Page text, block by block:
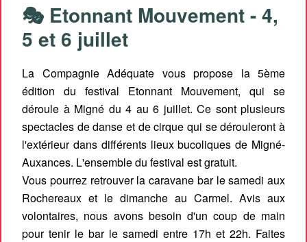
🎭 Etonnant Mouvement - 4,
5 et 6 juillet
La Compagnie Adéquate vous propose la 5ème
édition du festival Etonnant Mouvement, qui se
déroule à Migné du 4 au 6 juillet. Ce sont plusieurs
spectacles de danse et de cirque qui se dérouleront à
l'extérieur dans différents lieux bucoliques de Migné-
Auxances. L'ensemble du festival est gratuit.
Vous pourrez retrouver la caravane bar le samedi aux
Rochereaux et le dimanche au Carmel. Avis aux
volontaires, nous avons besoin d'un coup de main
pour tenir le bar le samedi entre 17h et 22h. Faites